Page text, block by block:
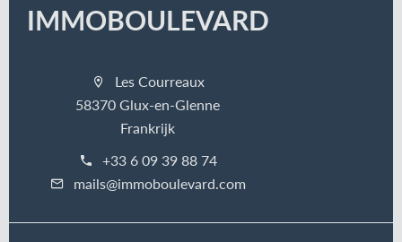
IMMOBOULEVARD
Les Courreaux
58370 Glux-en-Glenne
Frankrijk
+33 6 09 39 88 74
mails@immoboulevard.com